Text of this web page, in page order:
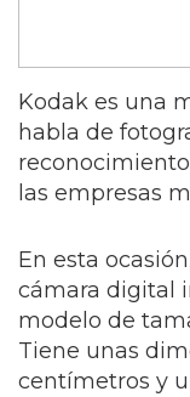
Kodak es una
habla de
las empresas
En esta
cámara digital
modelo de
Tiene unas
centímetros y